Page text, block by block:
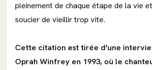
pleinement de chaque étape de la vie
soucier de vieillir trop vite.
Cette citation est tirée d'une
Oprah Winfrey en 1993, où le